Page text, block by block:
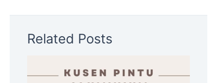
Related Posts